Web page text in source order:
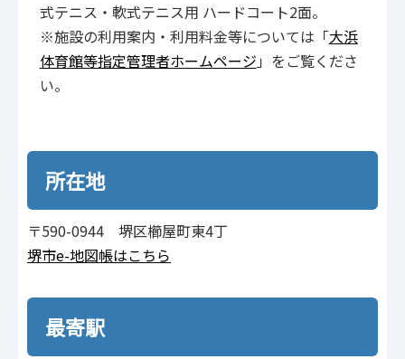
式テニス・軟式テニス用 ハードコート2面。
※施設の利用案内・利用料金等については「大浜
体育館等指定管理者ホームページ 」をご覧くださ
い。
所在地
〒590-0944 堺区櫛屋町東4丁
堺市e-地図帳はこちら
最寄駅